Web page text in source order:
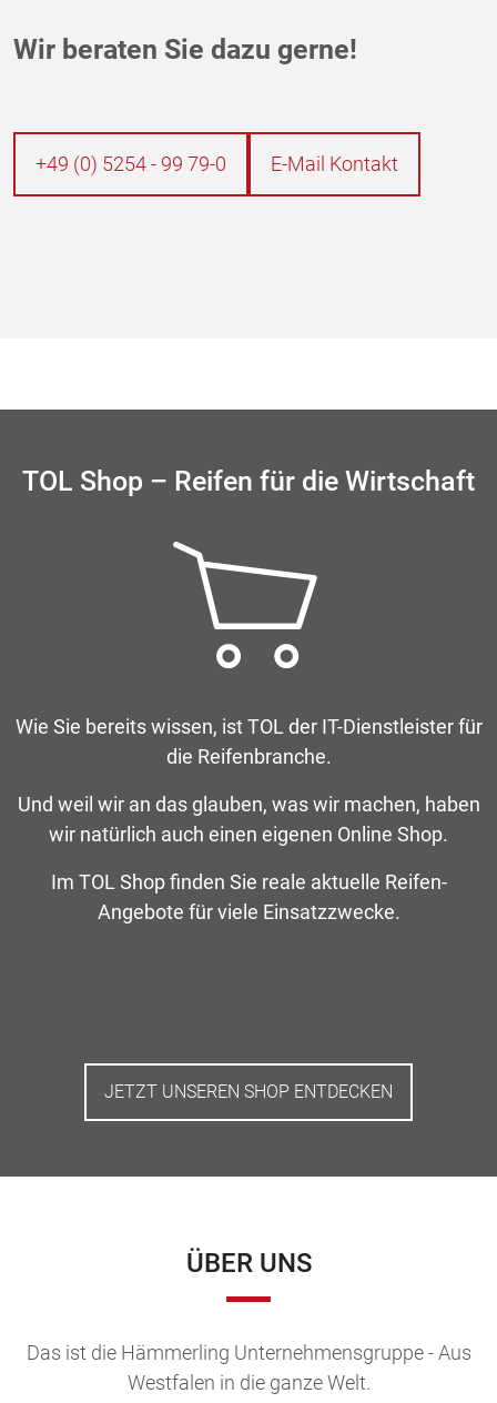
Wir beraten Sie dazu gerne!
+49 (0) 5254 - 99 79-0 E-Mail Kontakt
TOL Shop – Reifen für die Wirtschaft
Wie Sie bereits wissen, ist TOL der IT-Dienstleister für
die Reifenbranche.
Und weil wir an das glauben, was wir machen, haben
wir natürlich auch einen eigenen Online Shop.
Im TOL Shop finden Sie reale aktuelle Reifen-
Angebote für viele Einsatzzwecke.
JETZT UNSEREN SHOP ENTDECKEN
ÜBER UNS
Das ist die Hämmerling Unternehmensgruppe - Aus
Westfalen in die ganze Welt.